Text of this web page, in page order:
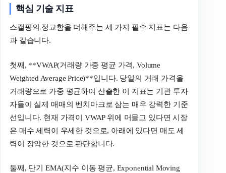
핵심 기술 지표
스캘핑의 정교함을 더해주는 세 가지 필수 지표는 다음
과 같습니다.
첫째, **VWAP(거래량 가중 평균 가격, Volume
Weighted Average Price)**입니다. 당일의 거래 가격을
거래량으로 가중 평균하여 산출한 이 지표는 기관 투자
자들이 실제 매매의 벤치마크로 삼는 매우 강력한 기준
선입니다. 현재 가격이 VWAP 위에 머물고 있다면 시장
은 매수 세력이 우세한 것으로, 아래에 있다면 매도 세
력이 장악한 것으로 판단합니다.
둘째, 단기 EMA(지수 이동 평균, Exponential Moving